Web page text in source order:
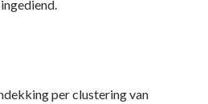
per clustering van